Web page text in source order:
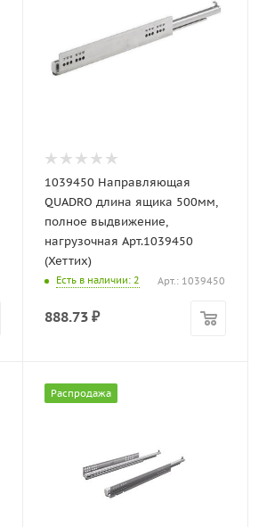
1039450 Направляющая
QUADRO длина ящика 500мм,
полное выдвижение,
нагрузочная Арт.1039450
(Хеттих)
Есть в наличии: 2 Арт.: 1039450
888.73 ₽
Распродажа